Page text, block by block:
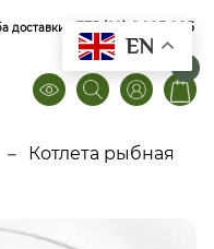
доставки +375 (29) 6 085 085
0
–
Котлета рыбная
EN